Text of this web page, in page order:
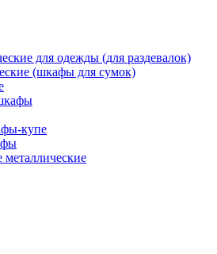
для одежды (для раздевалок)
(шкафы для сумок)
купе